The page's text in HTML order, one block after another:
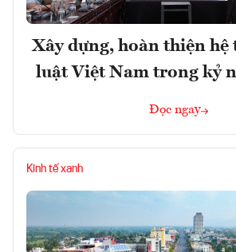
Xây dựng, hoàn thiện hệ
luật Việt Nam trong kỷ
Đọc ngay
Kinh tế xanh